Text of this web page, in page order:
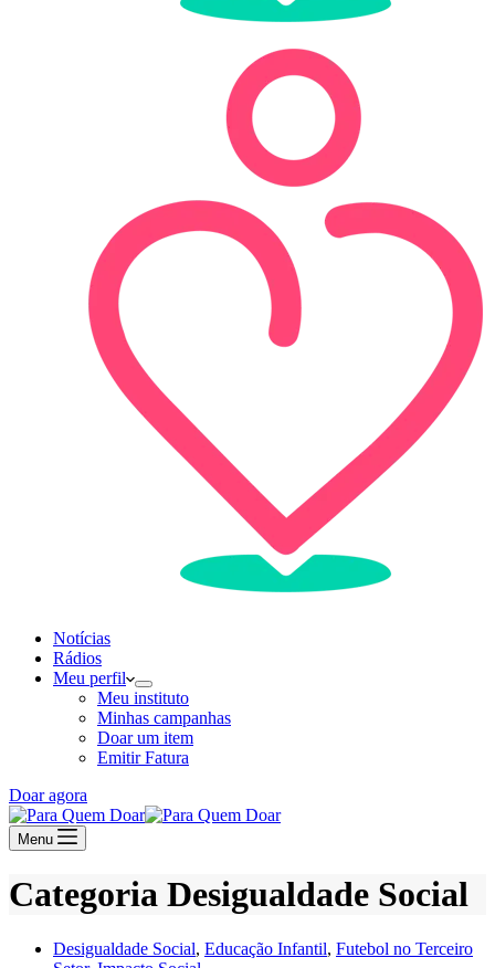
Notícias
Rádios
Meu perfil
Meu instituto
Minhas campanhas
Doar um item
Emitir Fatura
Doar agora
Menu
Categoria Desigualdade Social
Desigualdade Social, Educação Infantil, Futebol no Terceiro